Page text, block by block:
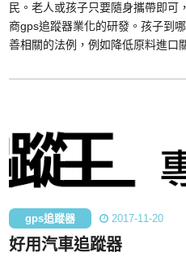
民。老人或孩子只要隨身攜帶即可
商gps追蹤器業化的研發。孩子到
善相關的法例，例如降低原料進口
gps追蹤器 2017-11-20
好用汽車追蹤器